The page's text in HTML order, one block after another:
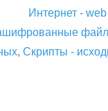
Интернет -
, Скрипты -